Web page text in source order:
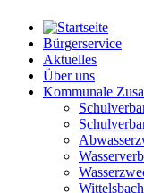
Bürgerservice
Aktuelles
Über uns
Kommunale